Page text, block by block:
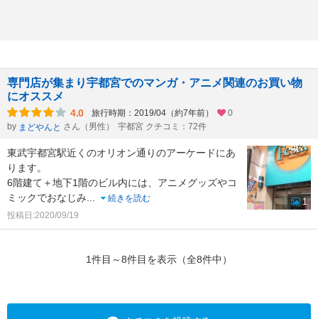
専門店が集まり宇都宮でのマンガ・アニメ関連のお買い物
にオススメ
4.0 旅行時期：2019/04（約7年前）
0
by まどやんと さん（男性） 宇都宮 クチコミ：72件
東武宇都宮駅近くのオリオン通りのアーケードにあ
ります。
6階建て＋地下1階のビル内には、アニメグッズやコ
ミックでおなじみ...
続きを読む
投稿日:2020/09/19
1
1件目～8件目を表示（全8件中）